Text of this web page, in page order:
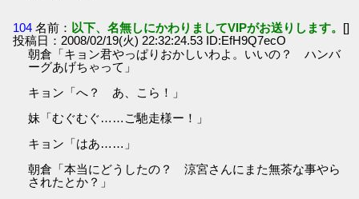
104 名前： 以下、名無しにかわりましてVIPがお送りします。 []
投稿日：2008/02/19(火) 22:32:24.53 ID:EfH9Q7ecO
朝倉「キョン君やっぱりおかしいわよ。いいの？ ハンバ
ーグあげちゃって」
キョン「へ？ あ、こら！」
妹「むぐむぐ……ご馳走様ー！」
キョン「はあ……」
朝倉「本当にどうしたの？ 涼宮さんにまた無茶な事やら
されたとか？」